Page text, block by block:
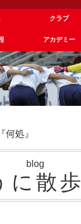
クラブ
アカデミー
『何処』
blog
に散歩